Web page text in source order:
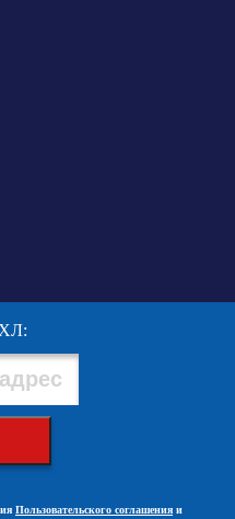
Пользовательского соглашения и